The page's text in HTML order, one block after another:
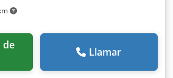
Llamar